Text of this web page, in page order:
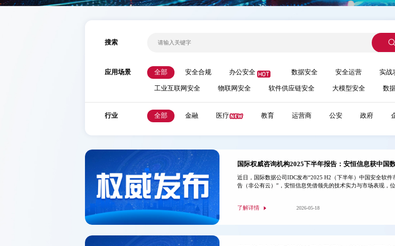
搜索
应用场景 全部 安全合规 办公安全 数据安全 安全运营 实战
工业互联网安全 物联网安全 软件供应链安全 大模型安全 数
行业 全部 金融 医疗 教育 运营商 公安 政府
近日，国际数据公司IDC发布“2025 H2（下半年）中国安全软件
告（非公有云）”，安恒信息凭借领先的技术实力与市场表现，位
重、AI与安全共生的全域防护体系，才能让数据在安全的前提下
了解详情 2026-05-18